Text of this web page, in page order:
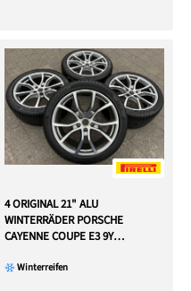
4 ORIGINAL 21" ALU
WINTERRÄDER PORSCHE
CAYENNE COUPE E3 9Y
Winterreifen